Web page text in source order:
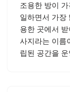
조용한 방이
일하면서 가장
용한 곳에서
사지라는 이름
립된 공간을